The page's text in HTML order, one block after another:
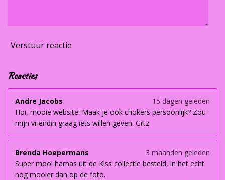
Verstuur reactie
Reacties
Andre Jacobs
15 dagen geleden
Hoi, mooie website! Maak je ook chokers persoonlijk? Zou
mijn vriendin graag iets willen geven. Grtz
Brenda Hoepermans
3 maanden geleden
Super mooi harnas uit de Kiss collectie besteld, in het echt
nog mooier dan op de foto.